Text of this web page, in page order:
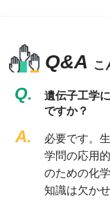
Q&A こ
Q.
遺伝子工学
ですか？
A.
必要です。
学問の応用
のための化
知識は欠か